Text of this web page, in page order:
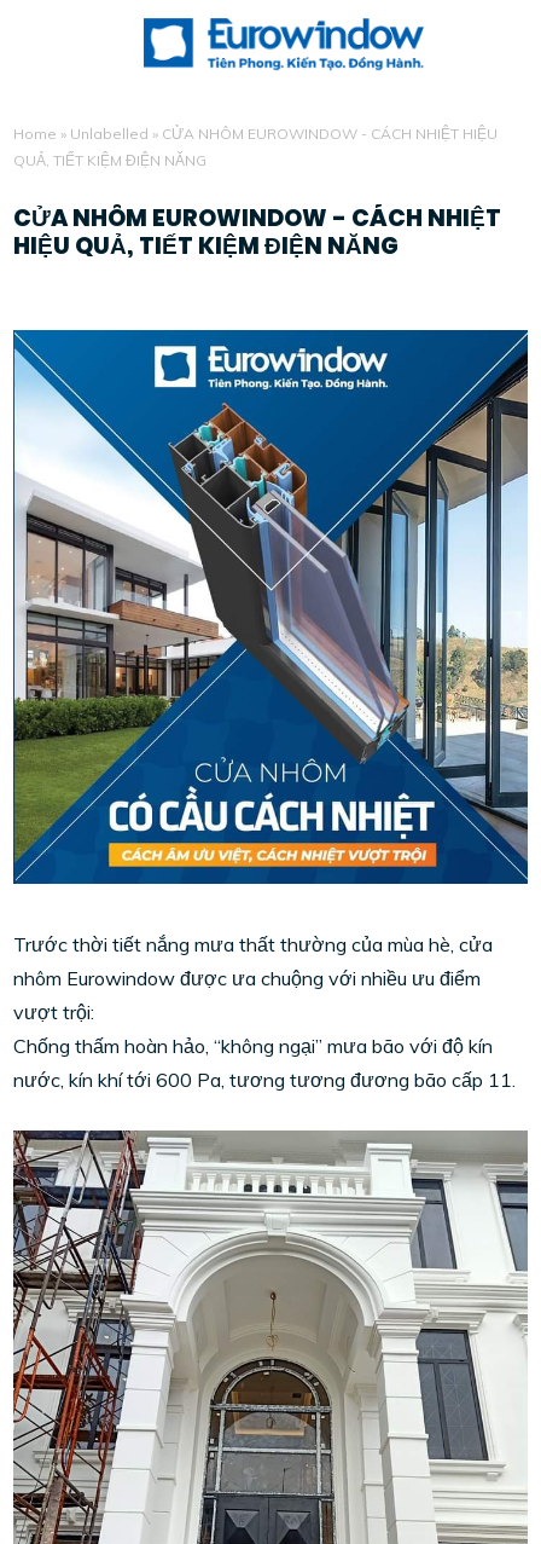
Home » Unlabelled » CỬA NHÔM EUROWINDOW - CÁCH NHIỆT HIỆU
QUẢ, TIẾT KIỆM ĐIỆN NĂNG
CỬA NHÔM EUROWINDOW - CÁCH NHIỆT
HIỆU QUẢ, TIẾT KIỆM ĐIỆN NĂNG
Trước thời tiết nắng mưa thất thường của mùa hè, cửa
nhôm Eurowindow được ưa chuộng với nhiều ưu điểm
vượt trội:
Chống thấm hoàn hảo, “không ngại” mưa bão với độ kín
nước, kín khí tới 600 Pa, tương tương đương bão cấp 11.